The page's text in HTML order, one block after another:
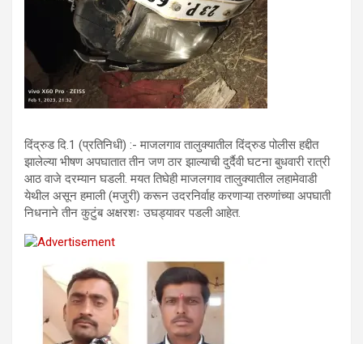
दिंद्रुड दि.1 (प्रतिनिधी) :- माजलगाव तालुक्यातील दिंद्रुड पोलीस हद्दीत
झालेल्या भीषण अपघातात तीन जण ठार झाल्याची दुर्दैवी घटना बुधवारी रात्री
आठ वाजे दरम्यान घडली. मयत तिघेही माजलगाव तालुक्यातील लहामेवाडी
येथील असून हमाली (मजुरी) करून उदरनिर्वाह करणाऱ्या तरुणांच्या अपघाती
निधनाने तीन कुटुंब अक्षरशः उघड्यावर पडली आहेत.